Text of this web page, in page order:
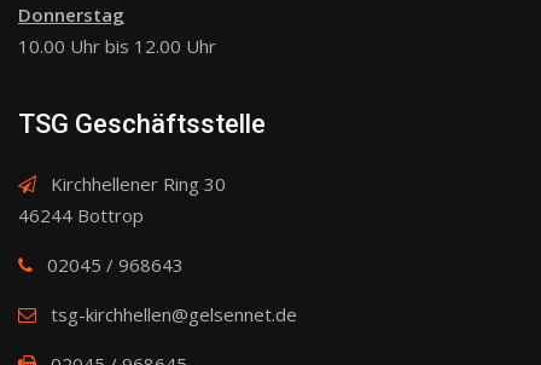
Donnerstag
10.00 Uhr bis 12.00 Uhr
TSG Geschäftsstelle
Kirchhellener Ring 30
46244 Bottrop
02045 / 968643
tsg-kirchhellen@gelsennet.de